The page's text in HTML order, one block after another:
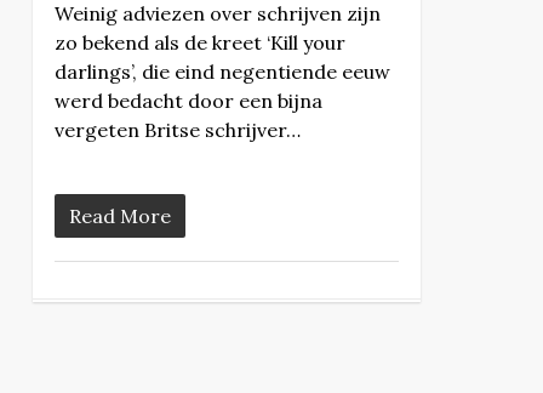
Weinig adviezen over schrijven zijn
zo bekend als de kreet ‘Kill your
darlings’, die eind negentiende eeuw
werd bedacht door een bijna
vergeten Britse schrijver…
Read More